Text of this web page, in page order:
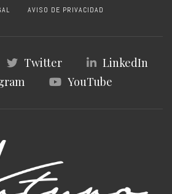
AVISO DE PRIVACIDAD
Twitter
LinkedIn
YouTube